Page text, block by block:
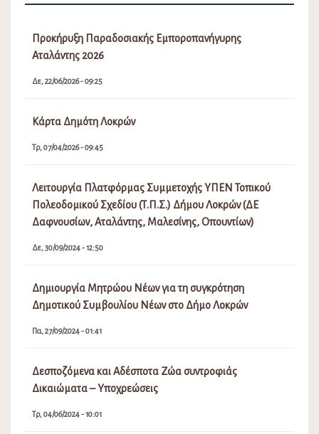
Προκήρυξη Παραδοσιακής Εμποροπανήγυρης
Αταλάντης 2026
Δε, 22/06/2026 - 09:25
Κάρτα Δημότη Λοκρών
Τρ, 07/04/2026 - 09:45
Λειτουργία Πλατφόρμας Συμμετοχής ΥΠΕΝ Τοπικού
Πολεοδομικού Σχεδίου (Τ.Π.Σ.) Δήμου Λοκρών (ΔΕ
Δαφνουσίων, Αταλάντης, Μαλεσίνης, Οπουντίων)
Δε, 30/09/2024 - 12:50
Δημιουργία Μητρώου Νέων για τη συγκρότηση
Δημοτικού Συμβουλίου Νέων στο Δήμο Λοκρών
Πα, 27/09/2024 - 01:41
Δεσποζόμενα και Αδέσποτα Ζώα συντροφιάς
Δικαιώματα – Υποχρεώσεις
Τρ, 04/06/2024 - 10:01